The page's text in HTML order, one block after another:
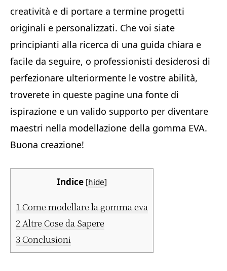
creatività e di portare a termine progetti
originali e personalizzati. Che voi siate
principianti alla ricerca di una guida chiara e
facile da seguire, o professionisti desiderosi di
perfezionare ulteriormente le vostre abilità,
troverete in queste pagine una fonte di
ispirazione e un valido supporto per diventare
maestri nella modellazione della gomma EVA.
Buona creazione!
Indice [hide]
1Come modellare la gomma eva
2Altre Cose da Sapere
3Conclusioni